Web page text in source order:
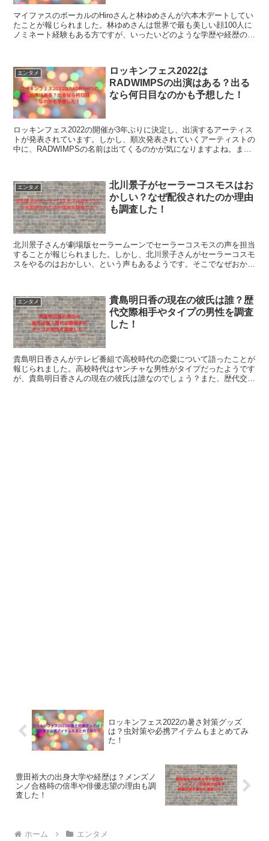
マイファスのボーカルのHiroさんと林ゆめさんが六本木デートしてい
たことが報じられました。林ゆめさんは世界で最も美しい顔100人に
ノミネート経験もある方ですが、いったいどのような学歴や経歴の持
エンタメ
ロッキンフェス2022は
RADWIMPSの出演はある？出る
なら何日目なのかも予想した！
ロッキンフェス2022の開催が3年ぶりに決定し、出演するアーティス
トが発表されています。しかし、順次発表されていくアーティストの
中に、RADWIMPSの名前は出てくるのかが気になりますよね。ま
エンタメ
北川景子がセーラーコスモスはお
かしい？なぜ配役されたのか理由
も調査した！
北川景子さんが劇場版セーラームーンでセーラーコスモスの声を担当
することが報じられました。しかし、北川景子さんがセーラーコスモ
スをやるのはおかしい、という声もあるようです。そこでなぜおかし
エンタメ
貴島明日香の現在の彼氏は誰？歴
代交際相手やタイプの男性を調査
した！
貴島明日香さんがテレビ番組で高校時代の恋愛について語ったことが
報じられました。高校時代はヤンチャな男性がタイプだったようです
が、貴島明日香さんの現在の彼氏は誰なのでしょう？また、歴代交際
ロッキンフェス2022の暑さ対策グッズ
は？虫対策や必携アイテムもまとめてみ
た！
豊田裕大の出身大学や経歴は？メンズノ
ンノ合格時の倍率や俳優志望の理由も調
査した！
ホーム エンタメ